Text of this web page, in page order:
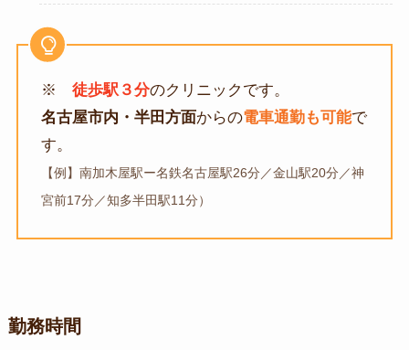
※徒歩駅３分のクリニックです。
名古屋市内・半田方面からの電車通勤も可能で
す。
【例】南加木屋駅ー名鉄名古屋駅26分／金山駅20分／神
宮前17分／知多半田駅11分）
勤務時間